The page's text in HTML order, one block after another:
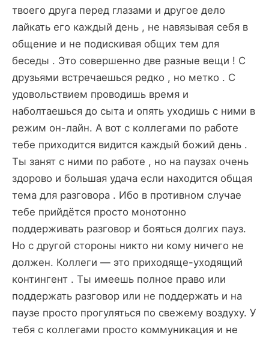
твоего друга перед глазами и другое дело
лайкать его каждый день , не навязывая себя в
общение и не подискивая общих тем для
беседы . Это совершенно две разные вещи ! С
друзьями встречаешься редко , но метко . С
удовольствием проводишь время и
наболтаешься до сыта и опять уходишь с ними в
режим он-лайн. А вот с коллегами по работе
тебе приходится видится каждый божий день .
Ты занят с ними по работе , но на паузах очень
здорово и большая удача если находится общая
тема для разговора . Ибо в противном случае
тебе прийдётся просто монотонно
поддерживать разговор и бояться долгих пауз.
Но с другой стороны никто ни кому ничего не
должен. Коллеги — это приходяще-уходящий
контингент . Ты имеешь полное право или
поддержать разговор или не поддержать и на
паузе просто прогуляться по свежему воздуху. У
тебя с коллегами просто коммуникация и не